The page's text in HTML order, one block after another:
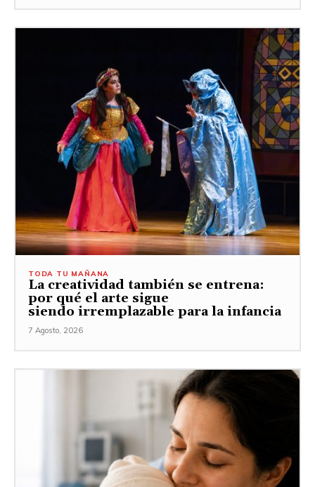
TODA TU MAÑANA
La creatividad también se entrena:
por qué el arte sigue
siendo irremplazable para la infancia
7 Agosto, 2026